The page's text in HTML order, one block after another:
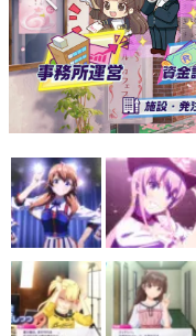
ゲーム
「経験値」
の起源や用
イニーP氏
カテゴリ
特集記事
マンガ
女性向け
アプリレビュー